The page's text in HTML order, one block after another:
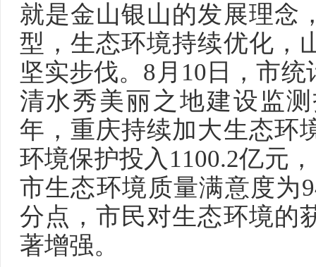
就是金山银山的发展理念
型，生态环境持续优化，
坚实步伐。8月10日，市
清水秀美丽之地建设监
年，重庆持续加大生态环
环境保护投入1100.2亿元
市生态环境质量满意度为
分点，市民对生态环境的
著增强。